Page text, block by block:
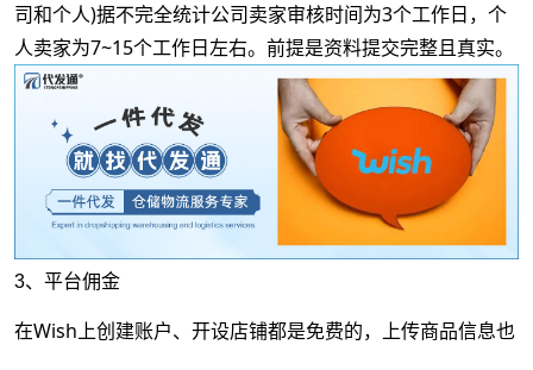
司和个人)据不完全统计公司卖家审核时间为3个工作日，个
人卖家为7~15个工作日左右。前提是资料提交完整且真实。
3、平台佣金
在Wish上创建账户、开设店铺都是免费的，上传商品信息也